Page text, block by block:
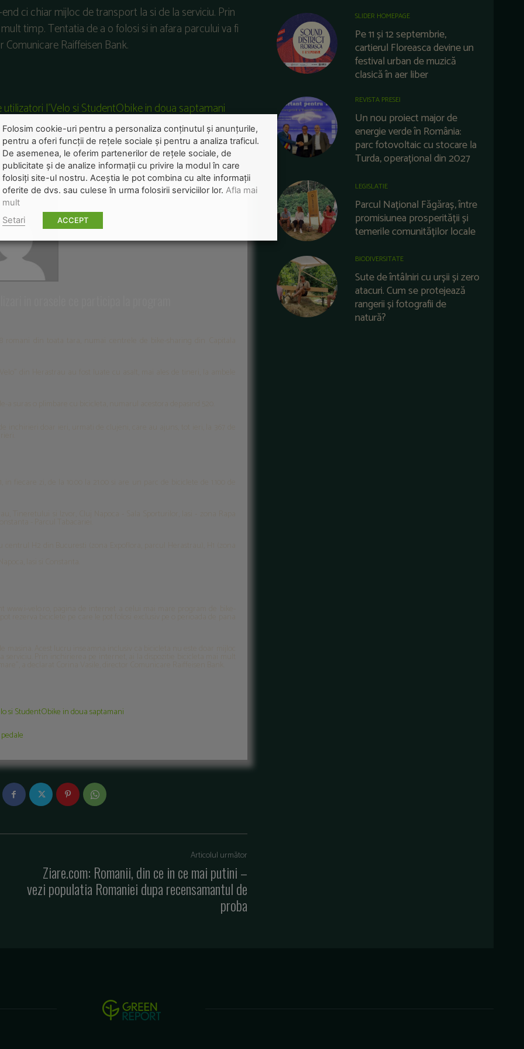
ci chiar mijloc de transport la si de la serviciu. Prin
timp. Tentatia de a o folosi si in afara parcului va fi
Raiffeisen Bank.
I’Velo si StudentObike in doua saptamani
dat gratuit la pedale
si StudentObike in doua saptamani
Articolul următor
Ziare.com: Romanii, din ce in ce mai putini –
vezi populatia Romaniei dupa recensamantul de
proba
SLIDER HOMEPAGE
Pe 11 și 12 septembrie,
cartierul Floreasca devine un
festival urban de muzică
clasică în aer liber
REVISTA PRESEI
Un nou proiect major de
energie verde în România:
parc fotovoltaic cu stocare la
Turda, operațional din 2027
LEGISLATIE
Parcul Național Făgăraș, între
promisiunea prosperității și
temerile comunităților locale
BIODIVERSITATE
Sute de întâlniri cu urșii și zero
atacuri. Cum se protejează
rangerii și fotografii de
natură?
Folosim cookie-uri pentru a personaliza conținutul și anunțurile,
pentru a oferi funcții de rețele sociale și pentru a analiza traficul.
De asemenea, le oferim partenerilor de rețele sociale, de
publicitate și de analize informații cu privire la modul în care
folosiți site-ul nostru. Aceștia le pot combina cu alte informații
oferite de dvs. sau culese în urma folosirii serviciilor lor. Afla mai
mult
Setari
ACCEPT